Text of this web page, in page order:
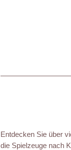
Entdecken Sie über
die Spielzeuge nach